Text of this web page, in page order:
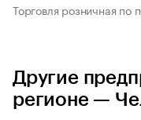
Торговля розничная по
Другие
регионе —